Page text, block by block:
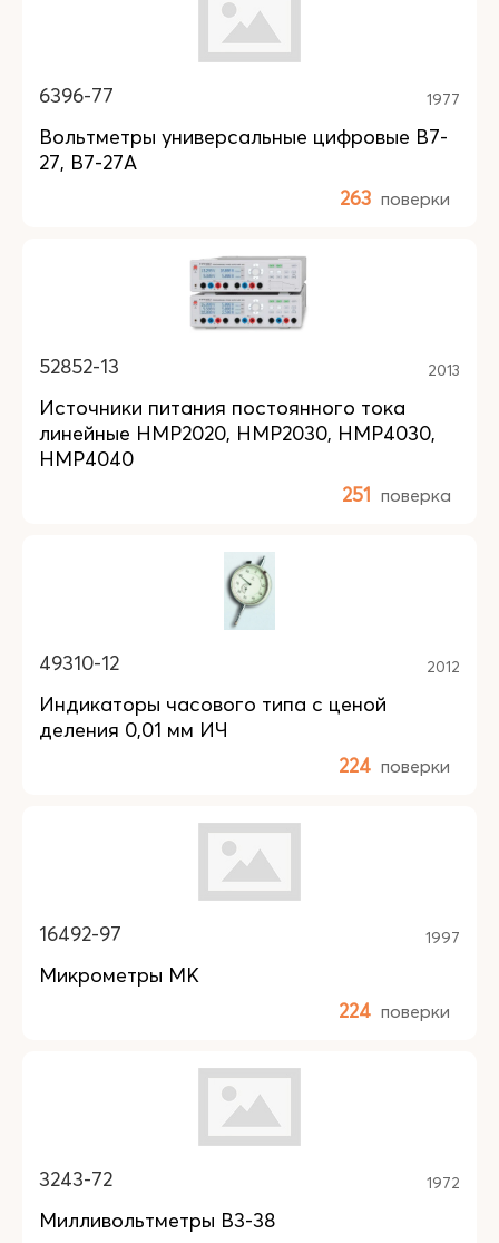
6396-77 1977
Вольтметры универсальные цифровые В7-
27, В7-27А
263 поверки
52852-13 2013
Источники питания постоянного тока
линейные HMP2020, HMP2030, HMP4030,
HMP4040
251 поверка
49310-12 2012
Индикаторы часового типа с ценой
деления 0,01 мм ИЧ
224 поверки
16492-97 1997
Микрометры МК
224 поверки
3243-72 1972
Милливольтметры В3-38